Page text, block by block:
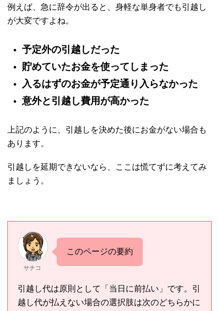
例えば、急に辞令が出ると、身軽な単身者でも引越し
が大変ですよね。
予定外の引越しだった
貯めていたお金を使ってしまった
入るはずのお金が予定通り入らなかった
意外と引越し費用が高かった
上記のように、引越しを決めた後にお金がない場合も
あります。
引越しを延期できないなら、ここは慌てずに考えてみ
ましょう。
サチコ
このページの要約
引越し代は原則として「当日に前払い」です。引
越し代が払えない場合の選択肢は次のどちらかに